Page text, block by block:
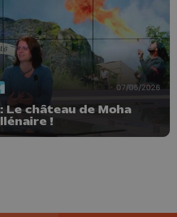
07/05/2026
château de Moha
!